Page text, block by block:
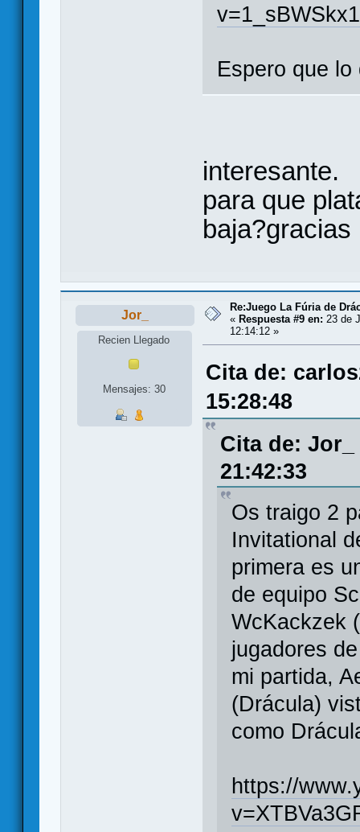
Espero que
interesante.
para que
baja?gracias
Jor_
Recien Llegado
Mensajes: 30
Re:Juego La Fúria de
« Respuesta #9 en: 23 de
12:14:12 »
Cita de:
15:28:48
Cita de: Jor_
21:42:33
Os traigo 2
Invitational
primera es
de equipo
WcKackzek
jugadores
mi partida,
(Drácula)
como
https://